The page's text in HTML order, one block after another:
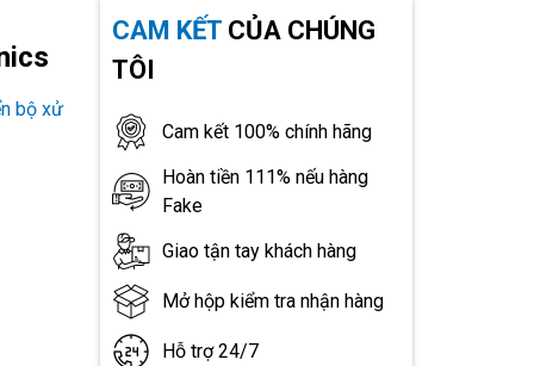
bộ xử
CAM KẾTCỦA CHÚNG
TÔI
Cam kết 100% chính hãng
Hoàn tiền 111% nếu hàng
Fake
Giao tận tay khách hàng
Mở hộp kiểm tra nhận hàng
Hỗ trợ 24/7